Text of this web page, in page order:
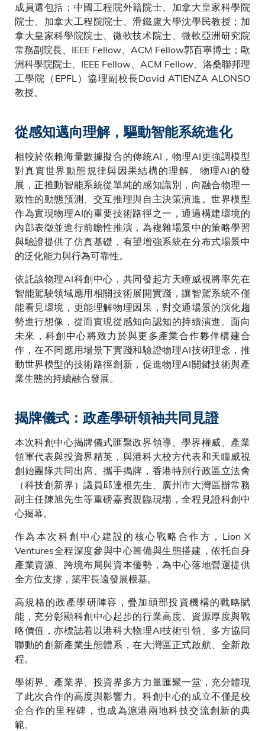
成員還包括；中國工程院外籍院士、加拿大皇家科學院
院士、加拿大工程院院士、滑鐵盧大學沈學民教授；加
拿大皇家科學院院士、微軟技术院士、微軟亞洲研究院
常務副院長、IEEE Fellow、ACM Fellow郭百寧博士；歐
洲科學院院士、IEEE Fellow、ACM Fellow、洛桑聯邦理
工學院（EPFL）協理副校長David ATIENZA ALONSO
教授。
從感知邁向理解，驅動智能系統進化
相較於依賴海量數據擬合的傳統AI，物理AI更強調模型
對真實世界動態規律與因果結構的理解。物理AI的發
展，正推動智能系統從單純的感知識別，向融合物理一
致性的動態預測、交互推理與自主決策演進。世界模型
作為實現物理AI的重要技術路徑之一，通過構建環境的
內部表徵並進行前瞻性推演，為複雜場景中的策略學習
與驗證提供了仿真基礎，有望增強系統在分布式場景中
的泛化能力與行為可靠性。
依託該物理AI科創中心，共同發起方天瞳威視將率先在
智能駕駛領域應用相關技術展開實踐，讓智駕系統不僅
能看見環境，更能理解物理因果，對交通場景的演化趨
勢進行想像，從而實現從感知向認知的持續演進。面向
未來，科創中心將致力於與更多產業合作夥伴構建合
作，在不同應用場景下實踐和驗證物理AI技術理念，推
動世界模型的技術路徑創新，促進物理AI關鍵技術與產
業生態的持續融合發展。
揭牌儀式：政產學研領袖共同見證
本次科創中心揭牌儀式匯聚政界領導、學界權威、產業
領軍代表與投資界精英，與港科大校方代表和天瞳威視
創始團隊共同出席、攜手揭牌，香港特別行政區立法會
（科技創新界）議員邱達根先生、廣州市大灣區辦常務
副主任陳旭先生等重磅嘉賓親臨現場，全程見證科創中
心揭幕。
作為本次科創中心建設的核心戰略合作方，Lion X
Ventures全程深度參與中心籌備與生態搭建，依托自身
產業資源、跨境布局與資本優勢，為中心落地營運提供
全方位支撐，築牢長遠發展根基。
高規格的政產學研陣容，疊加頭部投資機構的戰略賦
能，充分彰顯科創中心起步的行業高度、資源厚度與戰
略價值，亦標誌着以港科大物理AI技術引領、多方協同
聯動的創新產業生態體系，在大灣區正式啟航、全新啟
程。
學術界、產業界、投資界多方力量匯聚一堂，充分體現
了此次合作的高度與影響力。科創中心的成立不僅是校
企合作的里程碑，也成為滬港兩地科技交流創新的典
範。